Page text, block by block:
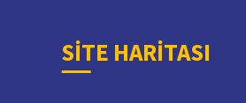
SİTE HARİTASI